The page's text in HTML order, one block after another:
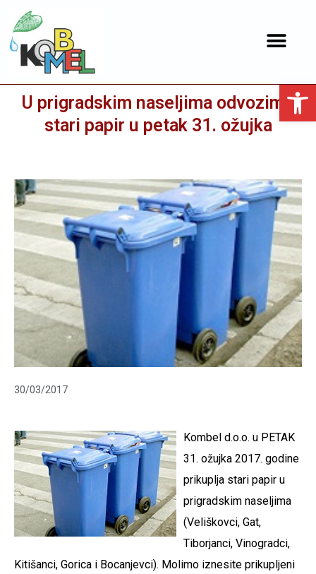
Open toolbar
U prigradskim naseljima odvozimo
stari papir u petak 31. ožujka
30/03/2017
Kombel d.o.o. u PETAK
31. ožujka 2017. godine
prikuplja stari papir u
prigradskim naseljima
(Veliškovci, Gat,
Tiborjanci, Vinogradci,
Kitišanci, Gorica i Bocanjevci). Molimo iznesite prikupljeni